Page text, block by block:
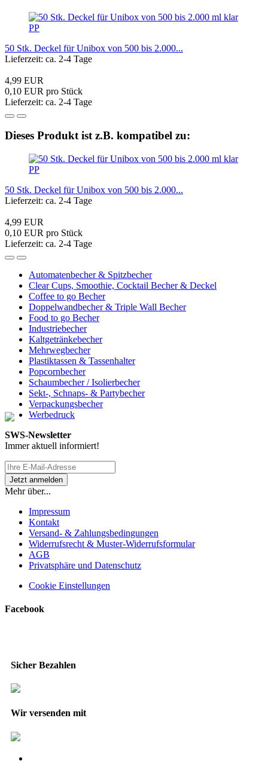
50 Stk. Deckel für Unibox von 500 bis 2.000...
Lieferzeit: ca. 2-4 Tage
4,99 EUR
0,10 EUR pro Stück
Lieferzeit: ca. 2-4 Tage
Dieses Produkt ist z.B. kompatibel zu:
50 Stk. Deckel für Unibox von 500 bis 2.000...
Lieferzeit: ca. 2-4 Tage
4,99 EUR
0,10 EUR pro Stück
Lieferzeit: ca. 2-4 Tage
Automatenbecher & Spitzbecher
Clear Cups, Smoothie, Cocktail Becher & Deckel
Coffee to go Becher
Doppelwandbecher & Triple Wall Becher
Food to go Becher
Industriebecher
Kaltgetränkebecher
Mehrwegbecher
Plastiktassen & Tassenhalter
Popcornbecher
Schaumbecher / Isolierbecher
Sekt-, Schnaps- & Partybecher
Verpackungsbecher
Werbedruck
SWS-Newsletter
Immer aktuell informiert!
Mehr über...
Impressum
Kontakt
Versand- & Zahlungsbedingungen
Widerrufsrecht & Muster-Widerrufsformular
AGB
Privatsphäre und Datenschutz
Cookie Einstellungen
Facebook
Sicher Bezahlen
Wir versenden mit